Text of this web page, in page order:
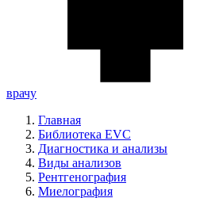
врачу
Главная
Библиотека EVC
Диагностика и анализы
Виды анализов
Рентгенография
Миелография